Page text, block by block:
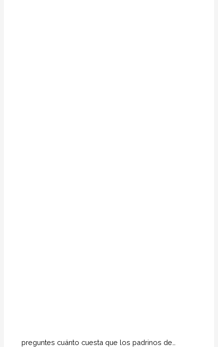
preguntes cuánto cuesta que los padrinos de…